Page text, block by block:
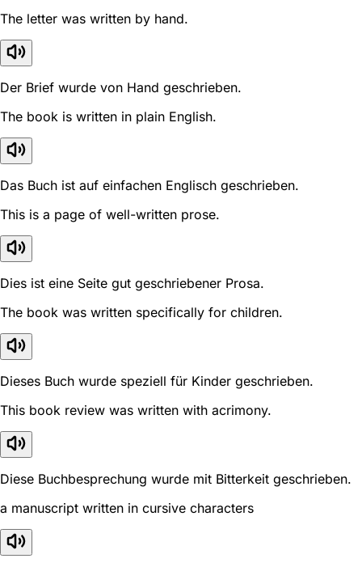
The letter was written by hand.
Der Brief wurde von Hand geschrieben.
The book is written in plain English.
Das Buch ist auf einfachen Englisch geschrieben.
This is a page of well-written prose.
Dies ist eine Seite gut geschriebener Prosa.
The book was written specifically for children.
Dieses Buch wurde speziell für Kinder geschrieben.
This book review was written with acrimony.
Diese Buchbesprechung wurde mit Bitterkeit geschrieben.
a manuscript written in cursive characters